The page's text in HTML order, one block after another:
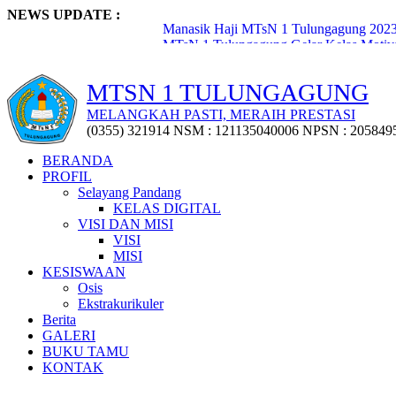
NEWS UPDATE :
Manasik Haji MTsN 1 Tulungagung
MTsN 1 Tulungagung Gelar Kelas
Penyerahan Puluhan Trofi Kejuaraan
Workshop Penyusunan Media Ajar
MTsN 1 Tulungagung Raih
Pisah Sambut Kepala Madrasah dan
MTSN 1 TULUNGAGUNG
MELANGKAH PASTI, MERAIH PRESTASI
(0355) 321914 NSM : 121135040006 NPSN :
BERANDA
PROFIL
Selayang Pandang
KELAS DIGITAL
VISI DAN MISI
VISI
MISI
KESISWAAN
Osis
Ekstrakurikuler
Berita
GALERI
BUKU TAMU
KONTAK